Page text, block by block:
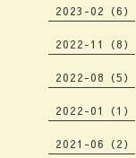
2023-02（6）
2022-11（8）
2022-08（5）
2022-01（1）
2021-06（2）